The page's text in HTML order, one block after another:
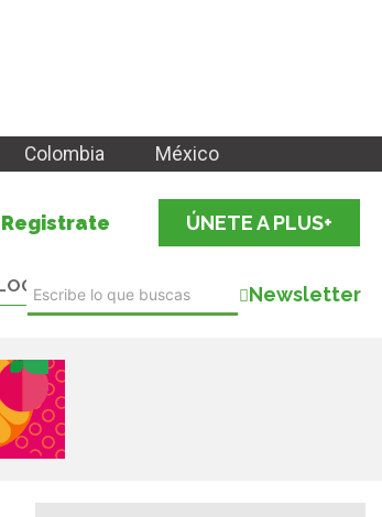
Colombia México
Registrate ÚNETE A PLUS+
Newsletter